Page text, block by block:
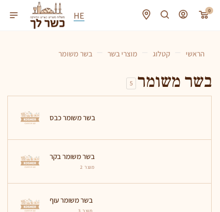
HE 0
הראשי קטלוג מוצרי בשר בשר משומר
בשר משומר 5
בשר משומר כבס
בשר משומר בקר
2 מוצר
בשר משומר עוף